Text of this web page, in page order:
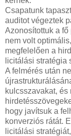
Csapatunk
auditot végeztek
Azonosítottuk a
nem volt
megfelelően a
licitálási stratégia
A felmérés után
kulcsszavakat,
hogy javítsuk a
konverziós rátát.
licitálási